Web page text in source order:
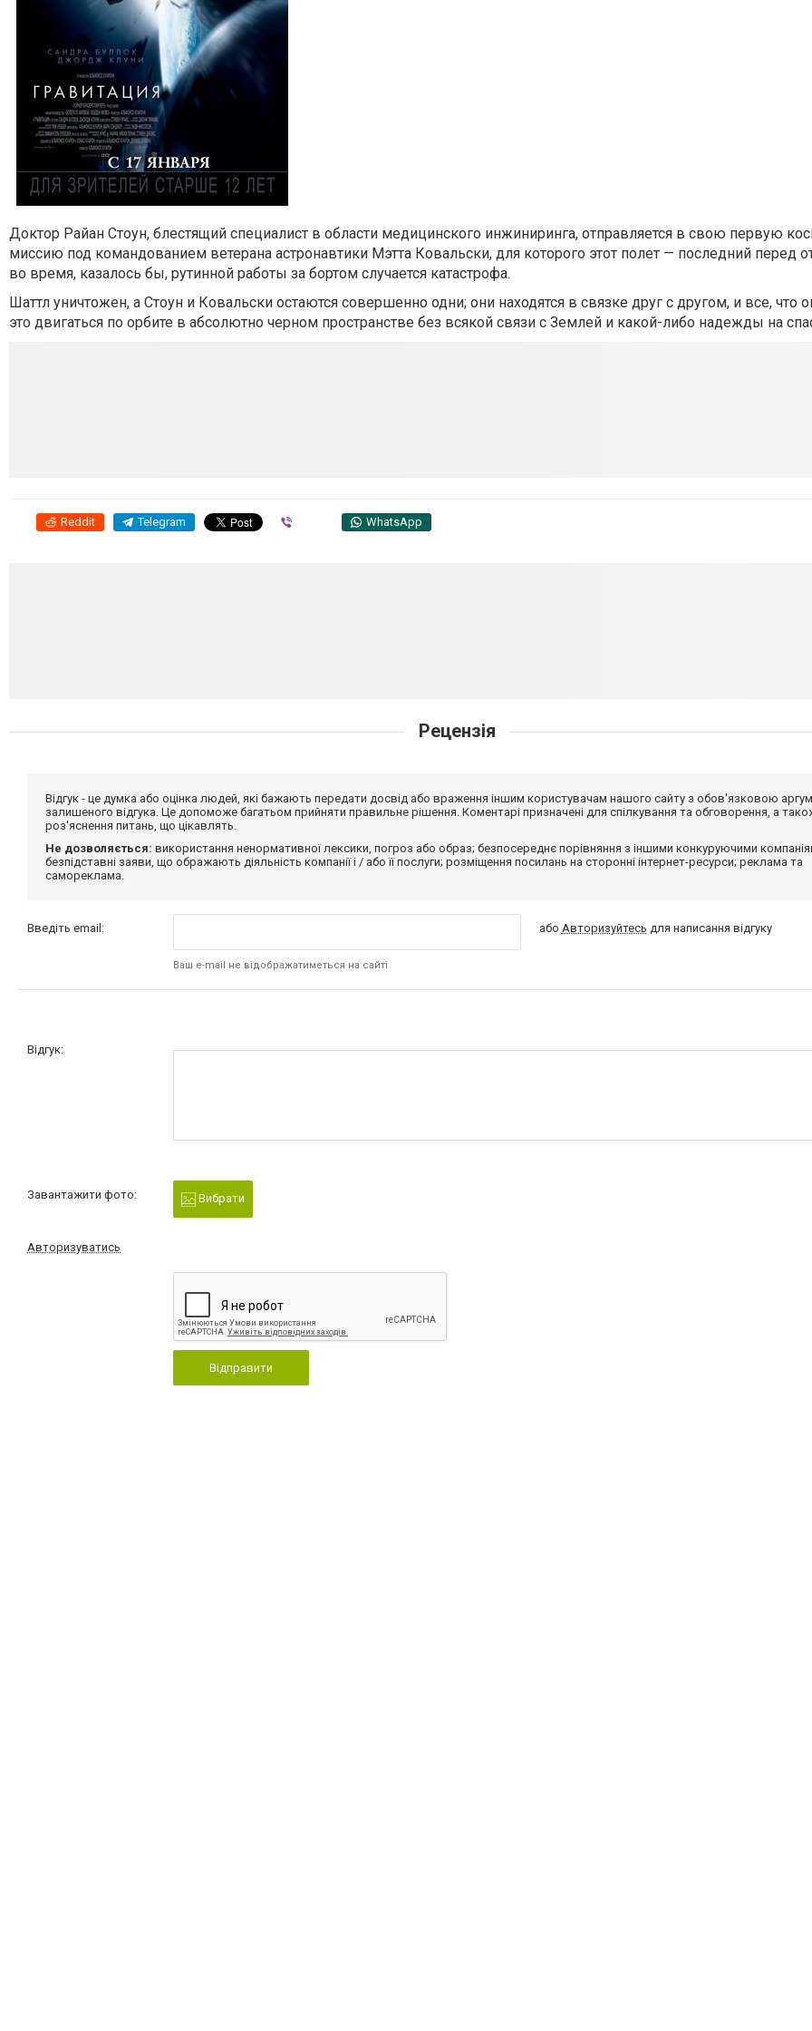
Доктор Райан Стоун, блестящий специалист в области медицинского инжиниринга, отправляется в свою первую
миссию под командованием ветерана астронавтики Мэтта Ковальски, для которого этот полет — последний перед
во время, казалось бы, рутинной работы за бортом случается катастрофа.
Шаттл уничтожен, а Стоун и Ковальски остаются совершенно одни; они находятся в связке друг с другом, и все, что
это двигаться по орбите в абсолютно черном пространстве без всякой связи с Землей и какой-либо надежды на
Reddit Telegram WhatsApp
Рецензія
Відгук - це думка або оцінка людей, які бажають передати досвід або враження іншим користувачам нашого сайту з обов'язковою
залишеного відгука. Це допоможе багатьом прийняти правильне рішення. Коментарі призначені для спілкування та обговорення, а
роз'яснення питань, що цікавлять.
Не дозволяється: використання ненормативної лексики, погроз або образ; безпосереднє порівняння з іншими конкуруючими
безпідставні заяви, що ображають діяльність компанії і / або її послуги; розміщення посилань на сторонні інтернет-ресурси; реклама та
самореклама.
Введіть email:
Ваш e-mail не відображатиметься на сайті
або Авторизуйтесь для написання відгуку
Відгук:
Завантажити фото: Вибрати
Авторизуватись
Відправити